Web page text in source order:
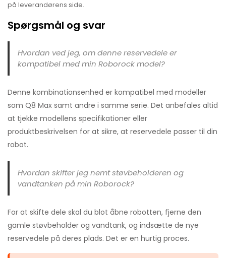
på leverandørens side.
Spørgsmål og svar
Hvordan ved jeg, om denne reservedele er
kompatibel med min Roborock model?
Denne kombinationsenhed er kompatibel med modeller
som Q8 Max samt andre i samme serie. Det anbefales altid
at tjekke modellens specifikationer eller
produktbeskrivelsen for at sikre, at reservedele passer til din
robot.
Hvordan skifter jeg nemt støvbeholderen og
vandtanken på min Roborock?
For at skifte dele skal du blot åbne robotten, fjerne den
gamle støvbeholder og vandtank, og indsætte de nye
reservedele på deres plads. Det er en hurtig proces.